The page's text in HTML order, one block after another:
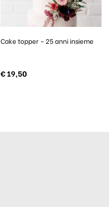
Cake topper – 25 anni insieme
€19,50